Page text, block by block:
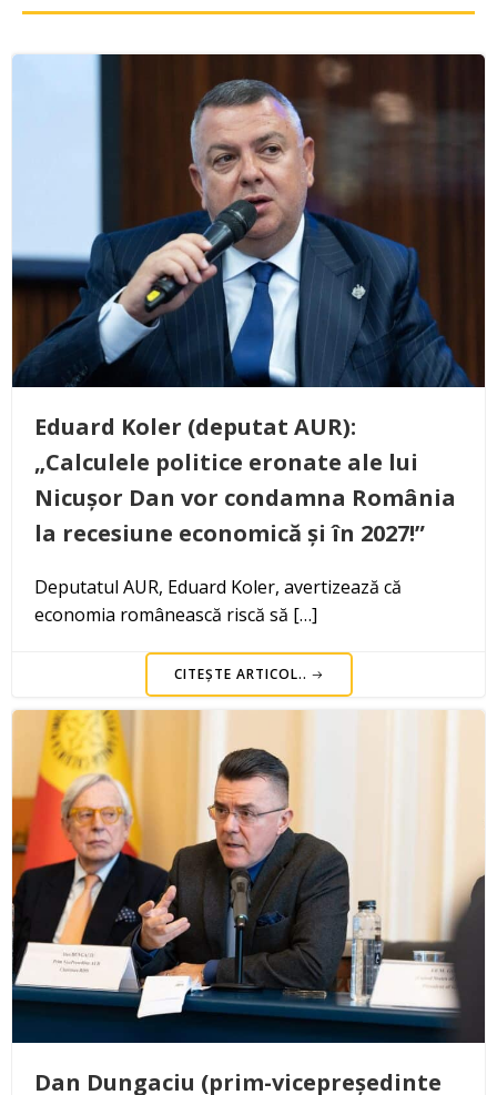
Eduard Koler (deputat AUR):
„Calculele politice eronate ale lui
Nicușor Dan vor condamna România
la recesiune economică și în 2027!”
Deputatul AUR, Eduard Koler, avertizează că
economia românească riscă să […]
CITEȘTE ARTICOL..
Dan Dungaciu (prim-vicepreședinte